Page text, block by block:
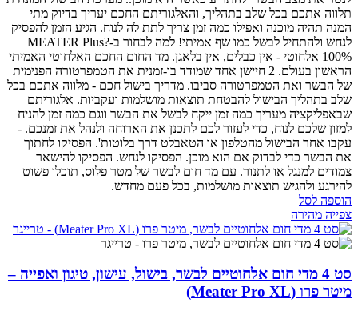
תלווה אתכם בכל שלב בתהליך, והאלגוריתם החכם יעריך בדיוק מתי
המנה תהיה מוכנה ואפילו כמה זמן צריך לתת לה לנוח. הגיע הזמן להפסיק
לנחש ולהתחיל לבשל כמו שף אמיתי! למה לבחור ב-MEATER Plus?
100% אלחוטי - אין כבלים, אין בלאגן. מד החום החכם האלחוטי האמיתי
הראשון בעולם.
2 חיישן אחד שמודד בו-זמנית את הטמפרטורה הפנימית
של הבשר ואת הטמפרטורה סביבו. מדריך בישול חכם - מלווה אתכם בכל
שלב בתהליך הבישול להבטחת תוצאות מושלמות ועקביות. אלגוריתם
שבאפליקציה מעריך כמה זמן ייקח לבשל את הבשר ווגם כמה זמן להניח
למזון שלכם לנוח, כדי לעזור לכם לתכנן את הארוחה ולנהל את זמנכם. -
עקבו אחר הבישול מהטלפון או הטאבלט דרך בלוטות'. הפסיקו לחתוך
את הבשר כדי לבדוק אם הוא מוכן. הפסיקו לנחש. הפסיקו להישאר
צמודים למנגל או לתנור. עם מד חום לבשר של מטר פלוס, תוכלו פשוט
להירגע ולהגיש תוצאות מושלמות, בכל פעם מחדש.
הוספה לסל
צפייה מהירה
סט 4 מדי חום אלחוטיים לבשר, בישול, עישון, טיגון ואפייה –
מיטר פרו (Meater Pro XL)